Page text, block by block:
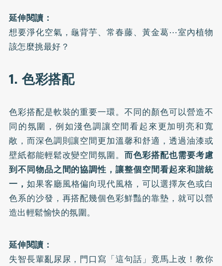
延伸閱讀：
想要淨化空氣，龜背芋、常春藤、黃金葛⋯室內植物
該怎麼挑最好？
1. 色彩搭配
色彩搭配是軟裝的重要一環。不同的顏色可以營造不
同的氛圍，例如淺色調讓空間看起來更加明亮和寬
敞，而深色調則讓空間更加溫馨和舒適，透過油漆或
壁紙都能輕鬆改變空間氛圍。而色彩搭配也需要考慮
到不同物品之間的協調性，讓整個空間看起來和諧統
一， 如果客廳風格偏向現代風格，可以選擇灰色或白
色系的沙發，再搭配幾個色彩鮮豔的靠墊，就可以營
造出輕鬆愉快的氛圍。
延伸閱讀：
失智長輩亂尿尿，門口寫「這句話」竟馬上改！教你